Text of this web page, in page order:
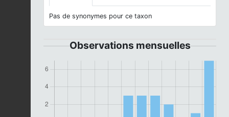
Pas de synonymes pour ce taxon
Observations mensuelles